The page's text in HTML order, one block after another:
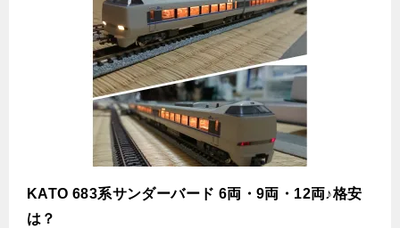
KATO 683系サンダーバード 6両・9両・12両♪格安
は？